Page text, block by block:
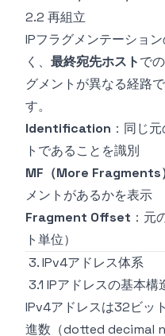
2.2 再組立
IPフラグメンテーショ
く、 最終宛先ホストで
グメントが異なる経路
す。
Identification ：同じ
トであることを識別
MF（More Fragments
メントがあるかを表示
Fragment Offset ：元
ト単位）
3. IPv4アドレス体系
3.1 IPアドレスの基本構
IPv4アドレスは32ビッ
進数（dotted decimal